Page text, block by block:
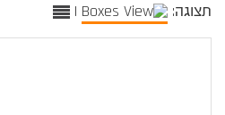
תצוגה: |